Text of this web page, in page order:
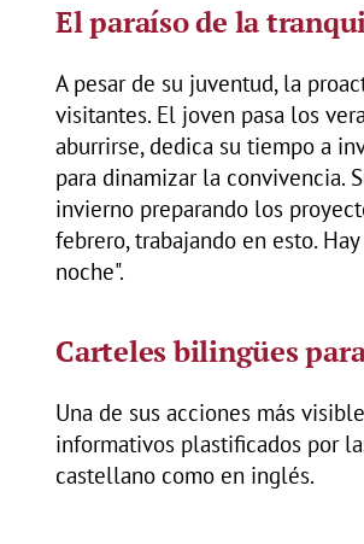
El paraíso de la
A pesar de su juventud, la
visitantes. El joven pasa los
aburrirse, dedica su tiempo a
para dinamizar la convivencia.
invierno preparando los
febrero, trabajando en esto.
noche".
Carteles bilingües
Una de sus acciones más
informativos plastificados por
castellano como en inglés.